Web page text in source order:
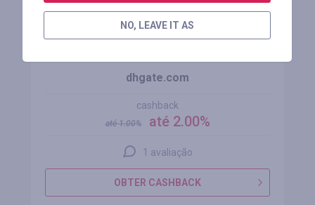
dhgate.com
cashback
até1.00% até 2.00%
1 avaliação
OBTER CASHBACK
NO, LEAVE IT AS